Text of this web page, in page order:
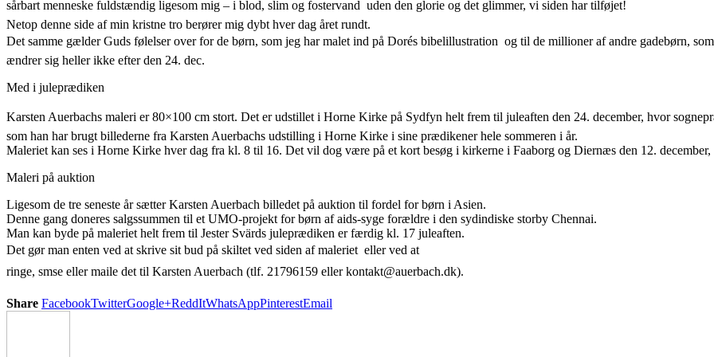
sårbart menneske fuldstændig ligesom mig – i blod, slim og fostervand  uden den glorie og det glimmer, vi siden har tilføjet!
Netop denne side af min kristne tro berører mig dybt hver dag året rundt.
Det samme gælder Guds følelser over for de børn, som jeg har malet ind på Dorés bibelillustration  og til de millioner af andre gadebørn,
ændrer sig heller ikke efter den 24. dec.
Med i juleprædiken
Karsten Auerbachs maleri er 80×100 cm stort. Det er udstillet i Horne Kirke på Sydfyn helt frem til juleaften den 24. december, hvor
som han har brugt billederne fra Karsten Auerbachs udstilling i Horne Kirke i sine prædikener hele sommeren i år.
Maleriet kan ses i Horne Kirke hver dag fra kl. 8 til 16. Det vil dog være på et kort besøg i kirkerne i Faaborg og Diernæs den 12.
Maleri på auktion
Ligesom de tre seneste år sætter Karsten Auerbach billedet på auktion til fordel for børn i Asien.
Denne gang doneres salgssummen til et UMO-projekt for børn af aids-syge forældre i den sydindiske storby Chennai.
Man kan byde på maleriet helt frem til Jester Svärds juleprædiken er færdig kl. 17 juleaften.
Det gør man enten ved at skrive sit bud på skiltet ved siden af maleriet  eller ved at
ringe, smse eller maile det til Karsten Auerbach (tlf. 21796159 eller kontakt@auerbach.dk).
Share FacebookTwitterGoogle+ReddItWhatsAppPinterestEmail